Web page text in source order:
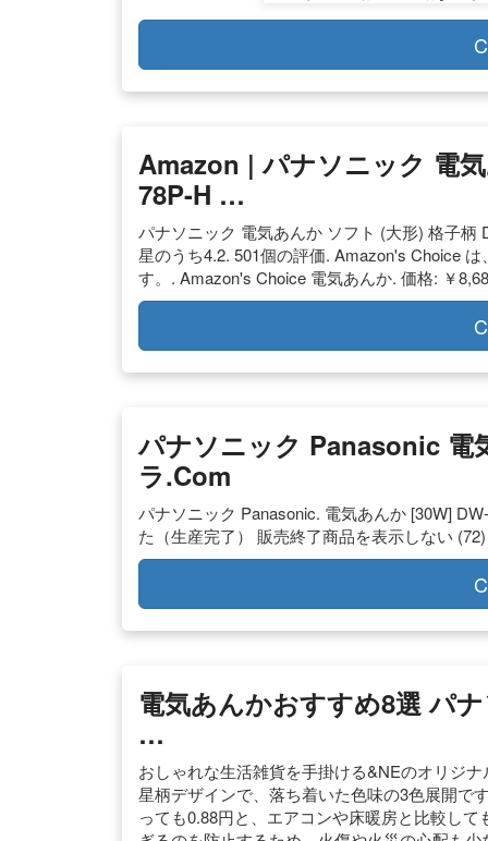
Amazon | パナソニック 電
78P-H …
パナソニック 電気あんか ソフト (大形) 格子柄
星のうち4.2. 501個の評価. Amazon's Choice
す。. Amazon's Choice 電気あんか. 価格: ￥
パナソニック Panasonic 電
ラ.com
パナソニック Panasonic. 電気あんか [30W]
た（生産完了） 販売終了商品を表示しない (72)
電気あんかおすすめ8選 パ
…
おしゃれな生活雑貨を手掛ける&NEのオリジ
星柄デザインで、落ち着いた色味の3色展開で
っても0.88円と、エアコンや床暖房と比較し